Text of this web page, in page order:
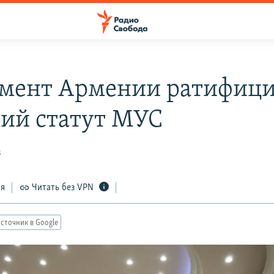
Армении
статут МУС
Читать без VPN
в Google